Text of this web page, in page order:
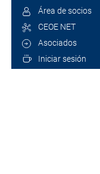
Área de socios
CEOE NET
Asociados
Iniciar sesión